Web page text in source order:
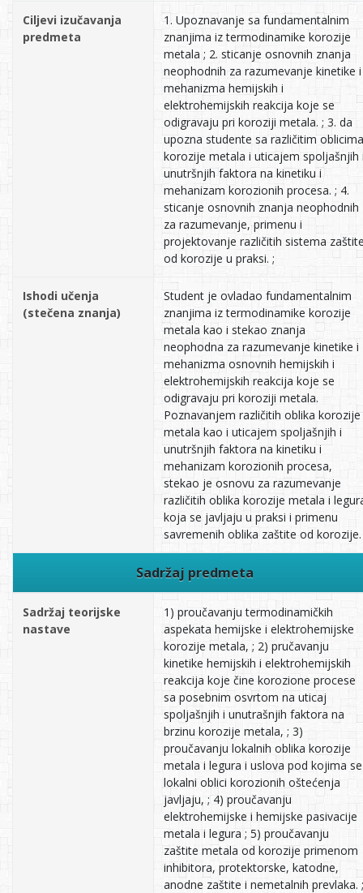
Ciljevi izučavanja
predmeta
1. Upoznavanje sa fundamentalnim
znanjima iz termodinamike korozije
metala ; 2. sticanje osnovnih znanja
neophodnih za razumevanje kinetike i
mehanizma hemijskih i
elektrohemijskih reakcija koje se
odigravaju pri koroziji metala. ; 3. da
upozna studente sa različitim oblicima
korozije metala i uticajem spoljašnjih
unutršnjih faktora na kinetiku i
mehanizam korozionih procesa. ; 4.
sticanje osnovnih znanja neophodnih
za razumevanje, primenu i
projektovanje različitih sistema
od korozije u praksi. ;
Ishodi učenja
(stečena znanja)
Student je ovladao fundamentalnim
znanjima iz termodinamike korozije
metala kao i stekao znanja
neophodna za razumevanje kinetike i
mehanizma osnovnih hemijskih i
elektrohemijskih reakcija koje se
odigravaju pri koroziji metala.
Poznavanjem različitih oblika korozije
metala kao i uticajem spoljašnjih i
unutršnjih faktora na kinetiku i
mehanizam korozionih procesa,
stekao je osnovu za razumevanje
različitih oblika korozije metala i
koja se javljaju u praksi i primenu
savremenih oblika zaštite od korozije.
Sadržaj predmeta
Sadržaj teorijske
nastave
1) proučavanju termodinamičkih
aspekata hemijske i elektrohemijske
korozije metala, ; 2) pručavanju
kinetike hemijskih i elektrohemijskih
reakcija koje čine korozione procese
sa posebnim osvrtom na uticaj
spoljašnjih i unutrašnjih faktora na
brzinu korozije metala, ; 3)
proučavanju lokalnih oblika korozije
metala i legura i uslova pod kojima se
lokalni oblici korozionih oštećenja
javljaju, ; 4) proučavanju
elektrohemijske i hemijske pasivacije
metala i legura ; 5) proučavanju
zaštite metala od korozije primenom
inhibitora, protektorske, katodne,
anodne zaštite i nemetalnih prevlaka. ;